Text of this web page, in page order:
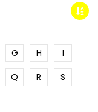
G H
I
Q R
S